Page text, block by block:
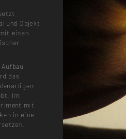
und Objekt
einen
das
Im
mit
in eine